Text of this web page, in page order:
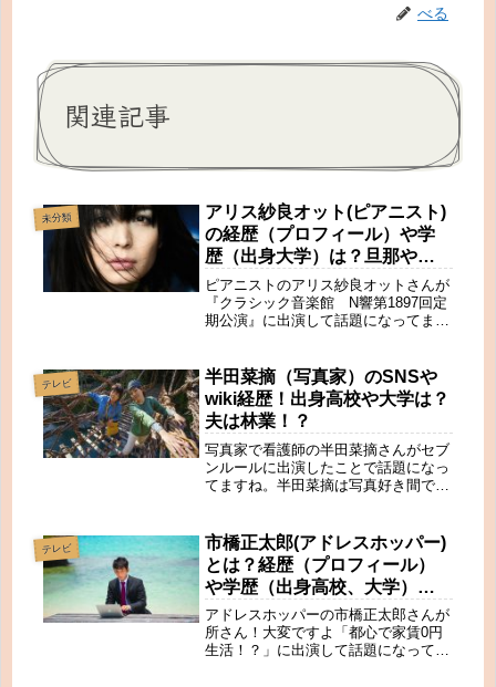
べる
関連記事
未分類
アリス紗良オット(ピアニスト)
の経歴（プロフィール）や学
歴（出身大学）は？旦那や彼
氏はいる？
ピアニストのアリス紗良オットさんが
『クラシック音楽館 N響第1897回定
期公演』に出演して話題になってます
えば、美貌と素足のピアニスト。アリ
ス紗良オットさんを『のだめカンター
ビレ』みたいな人です。『クラシック
音楽館 N響第1897回定期公演』で
は、圧倒的な迫力を感じたのは私だけ
ではないはず。私はアリス紗良オット
さんの演奏の凄さと美しさに魅了され
ました。
テレビ
半田菜摘（写真家）のSNSや
wiki経歴！出身高校や大学は？
夫は林業！？
写真家で看護師の半田菜摘さんがセブ
ンルールに出演したことで話題になっ
てますね。半田菜摘は写真好き間では
カウントをお持ちです。記事後半で紹
介しますね♪）半田菜摘さんといえ
ば、写真歴の5年の看護師さん。今で
は世界的なコンテストで数々の賞を受
賞する動物写真家です。セブンルール
では、看護婦の仕事と写真家の二足の
ワラジ+奥さんとしての姿が印象的で
す。半田菜摘さんの素顔も垣間見えた
テレビ
市橋正太郎(アドレスホッパー)
とは？経歴（プロフィール）
や学歴（出身高校、大学）
は？彼女はいる？
アドレスホッパーの市橋正太郎さんが
所さん！大変ですよ「都心で家賃0円
生活！？」に出演して話題になってま